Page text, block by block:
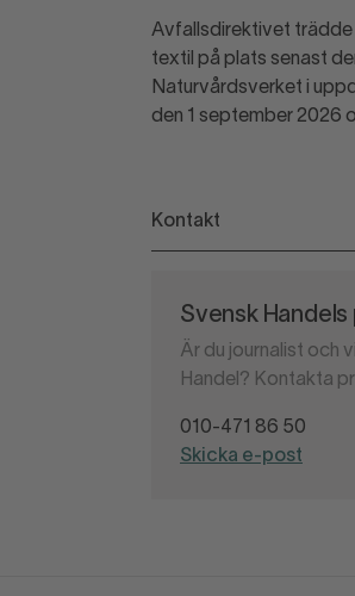
Avfallsdirektivet trädde
textil på plats senast
Naturvårdsverket i
den 1 september 2026
Kontakt
Svensk Handels
Är du journalist och
Handel? Kontakta
010-471 86 50
Skicka e-post